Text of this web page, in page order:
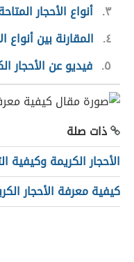
٣ أنواع الأحجار
٤
المقارنة بين أنواع
٥ فيديو عن الأحجار
ذات صلة
الأحجار الكريمة وكيفية
كيفية معرفة الأحجار